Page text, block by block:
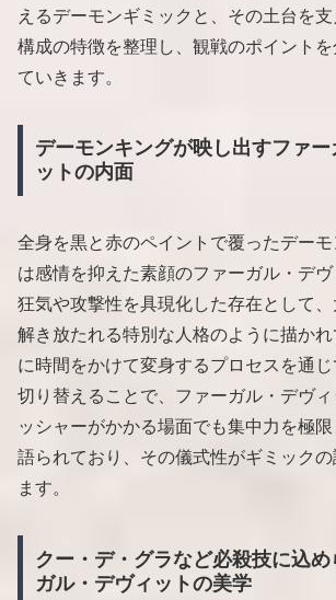
えるデーモンギミックと、その土台を
構成の特徴を整理し、観戦のポイントを
ていきます。
デーモンキングが映し出すファー
ットの内面
全身を黒と赤のペイントで覆ったデー
は感情を抑えた素顔のファーガル・デ
狂気や攻撃性を具現化した存在として
解き放たれる特別な人格のように描か
に時間をかけて変身するプロセスを通
切り替えることで、ファーガル・デヴ
ッシャーがかかる場面でも集中力を極
語られており、その儀式性がギミック
ます。
クー・デ・グラなど必殺技に込
ガル・デヴィットの美学